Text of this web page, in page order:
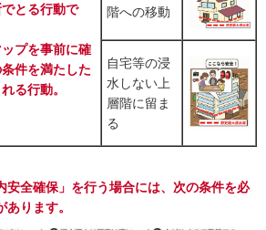
とる行動で
プを事前に確
件を満たした
る行動。
階への移動
自宅等の浸
水しない上
層階に留ま
る
全確保」を行う場合には、次の条件を必
ります。